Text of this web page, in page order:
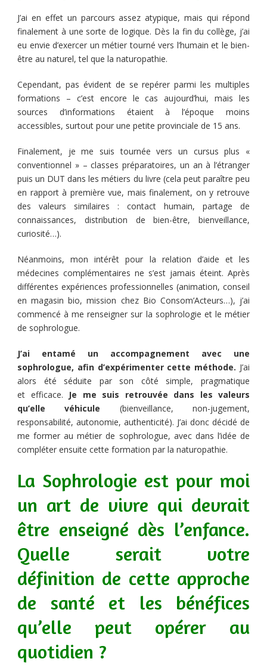
J’ai en effet un parcours assez atypique, mais qui répond
finalement à une sorte de logique. Dès la fin du collège, j’ai
eu envie d’exercer un métier tourné vers l’humain et le bien-
être au naturel, tel que la naturopathie.
Cependant, pas évident de se repérer parmi les multiples
formations – c’est encore le cas aujourd’hui, mais les
sources d’informations étaient à l’époque moins
accessibles, surtout pour une petite provinciale de 15 ans.
Finalement, je me suis tournée vers un cursus plus «
conventionnel » – classes préparatoires, un an à l’étranger
puis un DUT dans les métiers du livre (cela peut paraître peu
en rapport à première vue, mais finalement, on y retrouve
des valeurs similaires : contact humain, partage de
connaissances, distribution de bien-être, bienveillance,
curiosité…).
Néanmoins, mon intérêt pour la relation d’aide et les
médecines complémentaires ne s’est jamais éteint. Après
différentes expériences professionnelles (animation, conseil
en magasin bio, mission chez Bio Consom’Acteurs…), j’ai
commencé à me renseigner sur la sophrologie et le métier
de sophrologue.
J’ai entamé un accompagnement avec une
sophrologue, afin d’expérimenter cette méthode. J’ai
alors été séduite par son côté simple, pragmatique
et efficace. Je me suis retrouvée dans les valeurs
qu’elle véhicule (bienveillance, non-jugement,
responsabilité, autonomie, authenticité). J’ai donc décidé de
me former au métier de sophrologue, avec dans l’idée de
compléter ensuite cette formation par la naturopathie.
La Sophrologie est pour moi
un art de vivre qui devrait
être enseigné dès l’enfance.
Quelle serait votre
définition de cette approche
de santé et les bénéfices
qu’elle peut opérer au
quotidien ?